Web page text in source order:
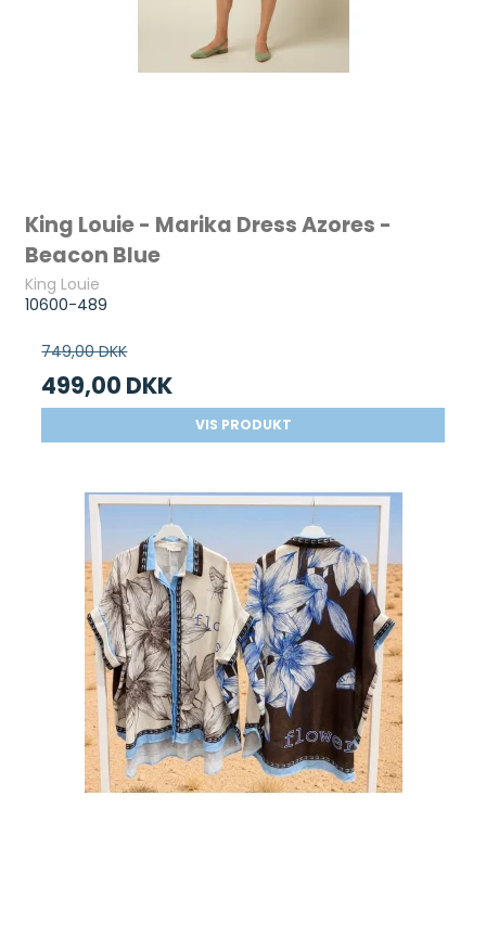
King Louie - Marika Dress Azores -
Beacon Blue
King Louie
10600-489
749,00 DKK
499,00 DKK
VIS PRODUKT